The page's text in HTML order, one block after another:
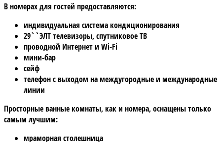
В номерах для гостей предоставляются:
индивидуальная система кондиционирования
29``ЭЛТ телевизоры, спутниковое ТВ
проводной Интернет и Wi-Fi
мини-бар
сейф
телефон с выходом на междугородные и международные
линии
Просторные ванные комнаты, как и номера, оснащены только
самым лучшим:
мраморная столешница